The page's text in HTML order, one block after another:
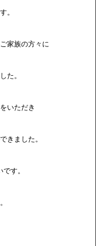
。
家族の方々に
た。
いただき
きました。
す。